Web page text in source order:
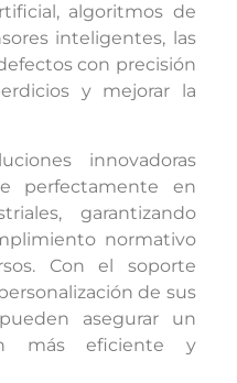
algoritmos de
inteligentes, las
con precisión
y mejorar la
innovadoras
perfectamente en
garantizando
normativo
Con el soporte
de sus
asegurar un
más eficiente y